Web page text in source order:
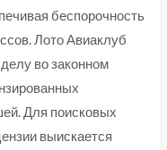
беспорочность
Лото Авиаклуб
во законном
Для поисковых
выискается